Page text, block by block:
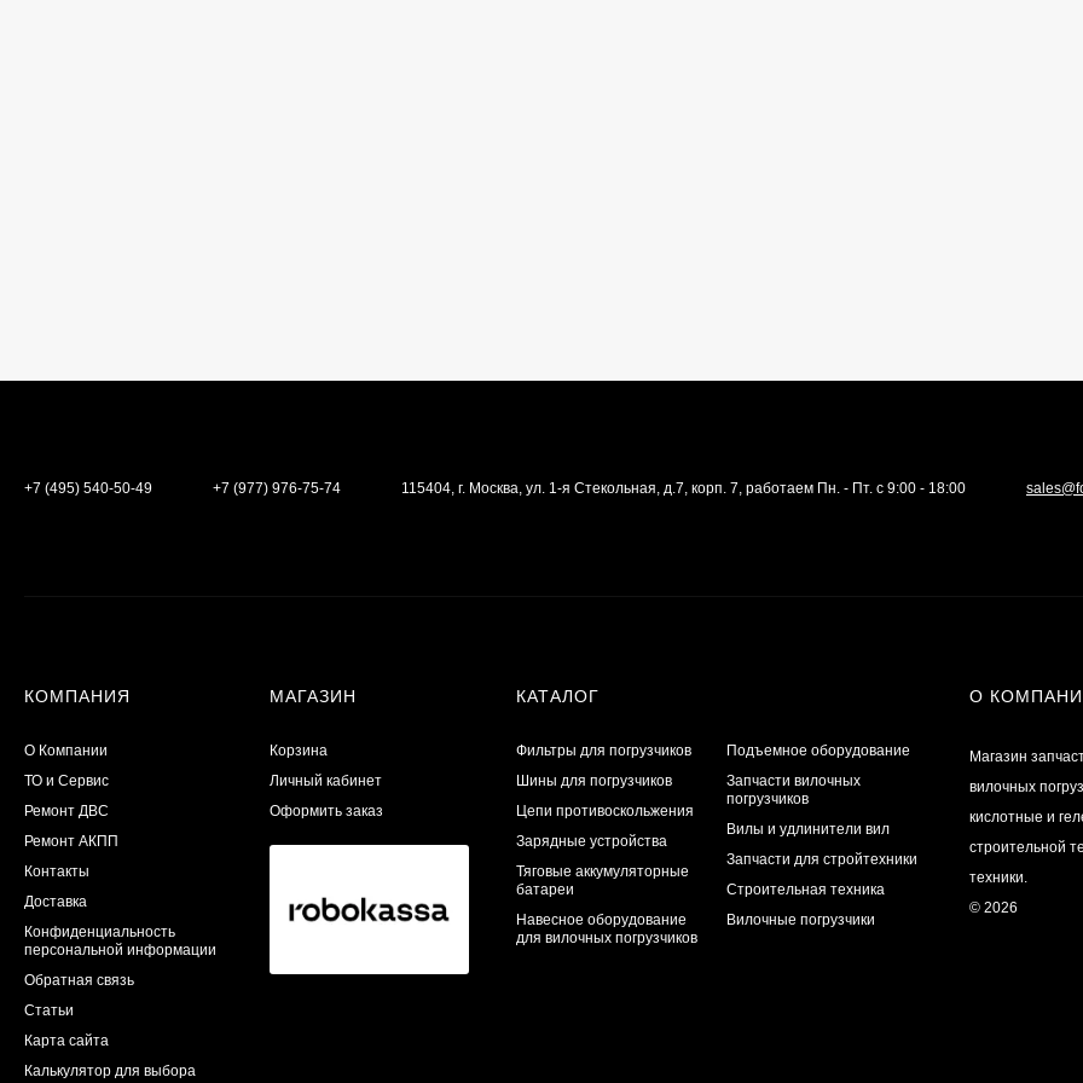
+7 (495) 540-50-49 +7 (977) 976-75-74 115404, г. Москва, ул. 1-я Стекольная, д.7, корп. 7, работаем Пн. - Пт. с 9:00 - 18:00
КОМПАНИЯ
О Компании
ТО и Сервис
​Ремонт ДВС
Ремонт АКПП
Контакты
Доставка
Конфиденциальность
персональной информации
Обратная связь
Статьи
Карта сайта
Калькулятор для выбора
МАГАЗИН
Корзина
Личный кабинет
Оформить заказ
КАТАЛОГ
Фильтры для погрузчиков
Шины для погрузчиков
Цепи противоскольжения
Зарядные устройства
Тяговые аккумуляторные
батареи
Навесное оборудование
для вилочных погрузчиков
Подъемное оборудование
Запчасти вилочных
погрузчиков
Вилы и удлинители вил
Запчасти для стройтехники
Строительная техника
Вилочные погрузчики
О
Магазин
вилочных
кислотные и
строительной
техники.
© 2026